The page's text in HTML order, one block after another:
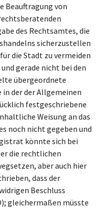
Beauftragung von
des Rechtsamtes, die
sicherzustellen
die Stadt zu vermeiden
gerade nicht bei den
übergeordnete
der der Allgemeinen
festgeschriebene
Weisung an das
noch nicht gegeben und
könnte sich bei
die rechtlichen
aber auch hier
dass der
Beschluss
gleichermaßen müsste